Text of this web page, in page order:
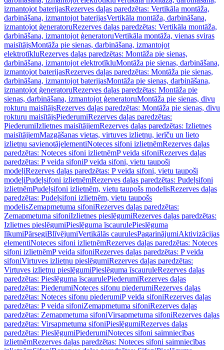
izmantojot baterijasRezerves daļas paredzētas: Vertikāla montāža,
darbināšana, izmantojot baterijasVertikāla montāža, darbināšana,
izmantojot ģeneratoruRezerves daļas paredzētas: Vertikāla montāža,
darbināšana, izmantojot ģeneratoruVertikāla montāža, vienas sviras
maisītājsMontāža pie sienas, darbināšana, izmantojot
elektrotīkluRezerves daļas paredzētas: Montāža pie sienas,
darbināšana, izmantojot elektrotīkluMontāža pie sienas, darbināšana,
izmantojot baterijasRezerves daļas paredzētas: Montāža pie sienas,
darbināšana, izmantojot baterijasMontāža pie sienas, darbināšana,
izmantojot ģeneratoruRezerves daļas paredzētas: Montāža pie
sienas, darbināšana, izmantojot ģeneratoruMontāža pie sienas, divu
rokturu maisītājsRezerves daļas paredzētas: Montāža pie sienas, divu
rokturu maisītājsPiederumiRezerves daļas paredzētas:
PiederumiIzlietnes maisītājiemRezerves daļas paredzētas: Izlietnes
maisītājiemMazgāšanas vietas, virtuves izlietņu, ierīču un lieto
izlietņu savienotājelementiNoteces sifoni izlietnēmRezerves daļas
paredzētas: Noteces sifoni izlietnēmP veida sifoniRezerves daļas
paredzētas: P veida sifoniP veida sifoni, vietu taupoši
modeļiRezerves daļas paredzētas: P veida sifoni, vietu taupoši
modeļiPudeļsifoni izlietnēmRezerves daļas paredzētas: Pudeļsifoni
izlietnēmPudeļsifoni izlietnēm, vietu taupošs modelisRezerves daļas
paredzētas: Pudeļsifoni izlietnēm, vietu taupošs
modelisZemapmetuma sifoniRezerves daļas paredzētas:
Zemapmetuma sifoniIzlietnes pieslēgumiRezerves daļas paredzētas:
Izlietnes pieslēgumiPieslēguma īscaurulePieslēguma
līkumiPārsegiBlīvējumiVertikālās caurulesPagarinājumiAktivizācijas
elementiNoteces sifoni izlietnēmRezerves daļas paredzētas: Noteces
sifoni izlietnēmP veida sifoniRezerves daļas paredzētas: P veida
sifoniVirtuves izlietņu pieslēgumiRezerves daļas paredzētas:
Virtuves izlietņu pieslēgumiPieslēguma īscauruleRezerves daļas
paredzētas: Pieslēguma īscaurulePiederumiRezerves daļas
paredzētas: PiederumiNoteces sifonu piederumiRezerves daļas
paredzētas: Noteces sifonu piederumiP veida sifoniRezerves daļas
paredzētas: P veida sifoniZemapmetuma sifoniRezerves daļas
paredzētas: Zemapmetuma sifoniVirsapmetuma sifoniRezerves daļas
paredzētas: Virsapmetuma sifoniPieslēgumiRezerves daļas
paredzētas: PieslēgumiPiederumiNoteces sifoni saimniecības
izlietnēmRezerves daļas paredzētas: Noteces sifoni saimniecības